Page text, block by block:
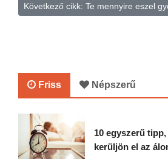
Következő cikk: Te mennyire eszel
Friss Népszerű
10 egyszerű
kerüljön el az